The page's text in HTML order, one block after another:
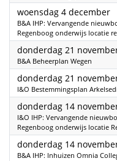
woensdag 4 december
B&A IHP: Vervangende
Regenboog onderwijs locatie
donderdag 21
B&A Beheerplan Wegen
donderdag 21
I&O Bestemmingsplan
donderdag 14
I&O IHP: Vervangende
Regenboog onderwijs locatie
donderdag 14
B&A IHP: Inhuizen Omnia